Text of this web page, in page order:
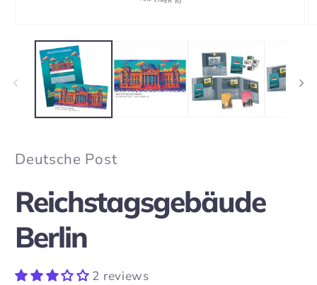
media
Deutsche Post
Reichstagsgebäude
Berlin
2 reviews